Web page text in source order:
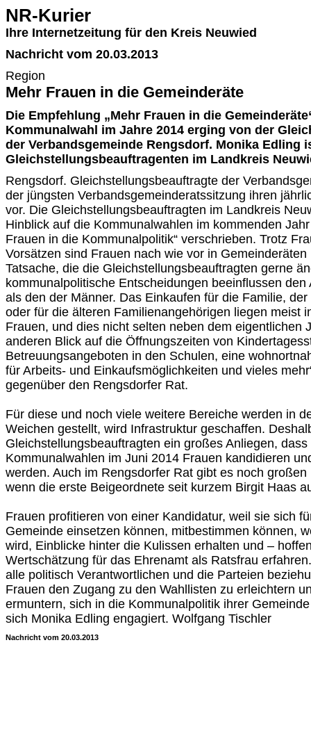
NR-Kurier
Ihre Internetzeitung für den Kreis Neuwied
Nachricht vom 20.03.2013
Region
Mehr Frauen in die Gemeinderäte
Die Empfehlung „Mehr Frauen in die
Kommunalwahl im Jahre 2014 erging von der
der Verbandsgemeinde Rengsdorf. Monika Edling
Gleichstellungsbeauftragenten im Landkreis
Rengsdorf. Gleichstellungsbeauftragte der
der jüngsten Verbandsgemeinderatssitzung ihren
vor. Die Gleichstellungsbeauftragten im Landkreis
Hinblick auf die Kommunalwahlen im kommenden
Frauen in die Kommunalpolitik“ verschrieben. Trotz
Vorsätzen sind Frauen nach wie vor in
Tatsache, die die Gleichstellungsbeauftragten gerne
kommunalpolitische Entscheidungen beeinflussen
als den der Männer. Das Einkaufen für die Familie,
oder für die älteren Familienangehörigen liegen meist
Frauen, und dies nicht selten neben dem eigentlichen
anderen Blick auf die Öffnungszeiten von
Betreuungsangeboten in den Schulen, eine
für Arbeits- und Einkaufsmöglichkeiten und vieles
gegenüber den Rengsdorfer Rat.
Für diese und noch viele weitere Bereiche werden in
Weichen gestellt, wird Infrastruktur geschaffen.
Gleichstellungsbeauftragten ein großes Anliegen,
Kommunalwahlen im Juni 2014 Frauen kandidieren
werden. Auch im Rengsdorfer Rat gibt es noch
wenn die erste Beigeordnete seit kurzem Birgit Haas
Frauen profitieren von einer Kandidatur, weil sie sich
Gemeinde einsetzen können, mitbestimmen können,
wird, Einblicke hinter die Kulissen erhalten und –
Wertschätzung für das Ehrenamt als Ratsfrau
alle politisch Verantwortlichen und die Parteien
Frauen den Zugang zu den Wahllisten zu erleichtern
ermuntern, sich in die Kommunalpolitik ihrer
sich Monika Edling engagiert. Wolfgang Tischler
Nachricht vom 20.03.2013